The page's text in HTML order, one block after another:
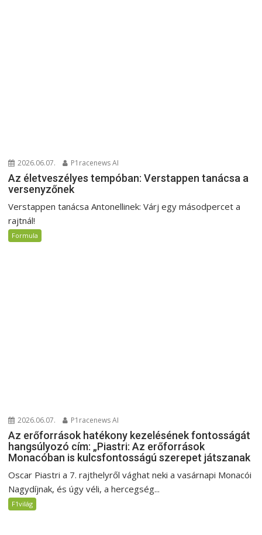
2026.06.07. P1racenews AI
Az életveszélyes tempóban: Verstappen tanácsa a
versenyzőnek
Verstappen tanácsa Antonellinek: Várj egy másodpercet a
rajtnál!
Formula
2026.06.07. P1racenews AI
Az erőforrások hatékony kezelésének fontosságát
hangsúlyozó cím: „Piastri: Az erőforrások
Monacóban is kulcsfontosságú szerepet játszanak
Oscar Piastri a 7. rajthelyről vághat neki a vasárnapi Monacói
Nagydíjnak, és úgy véli, a hercegség...
F1világ